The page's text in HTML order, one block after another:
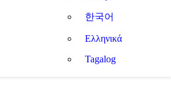
한국어
Ελληνικά
Tagalog